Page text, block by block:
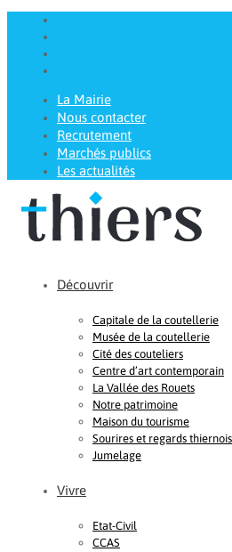
La Mairie
Nous contacter
Recrutement
Marchés publics
Les actualités
Découvrir
Capitale de la coutellerie
Musée de la coutellerie
Cité des couteliers
Centre d’art contemporain
La Vallée des Rouets
Notre patrimoine
Maison du tourisme
Sourires et regards thiernois
Jumelage
Vivre
Etat-Civil
CCAS